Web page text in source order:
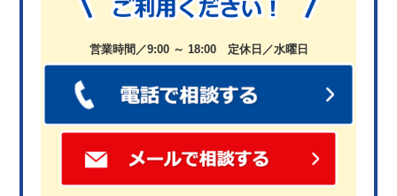
営業時間／9:00 ～ 18:00 定休日／水曜日